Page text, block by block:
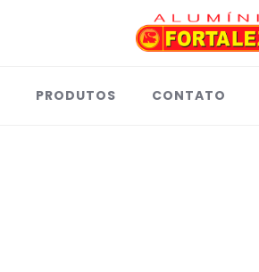
PRODUTOS CONTATO